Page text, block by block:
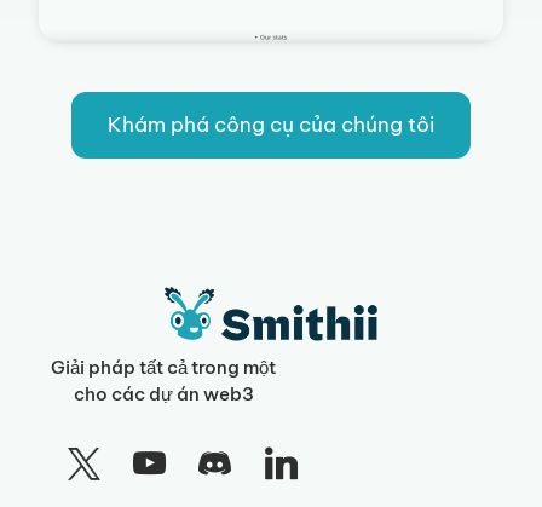
Khám phá công cụ của chúng tôi
Giải pháp tất cả trong một
cho các dự án web3